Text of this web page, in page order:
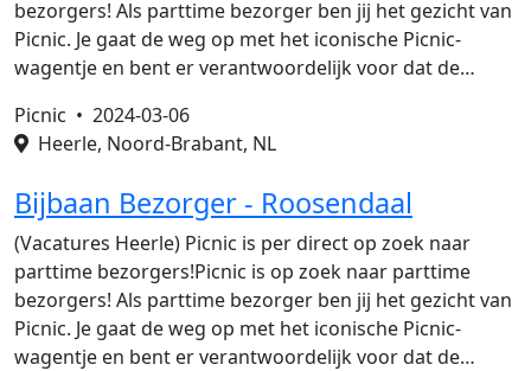
bezorgers! Als parttime bezorger ben jij het gezicht van
Picnic. Je gaat de weg op met het iconische Picnic-
wagentje en bent er verantwoordelijk voor dat de…
Picnic • 2024-03-06
Heerle, Noord-Brabant, NL
Bijbaan Bezorger - Roosendaal
(Vacatures Heerle) Picnic is per direct op zoek naar
parttime bezorgers!Picnic is op zoek naar parttime
bezorgers! Als parttime bezorger ben jij het gezicht van
Picnic. Je gaat de weg op met het iconische Picnic-
wagentje en bent er verantwoordelijk voor dat de…